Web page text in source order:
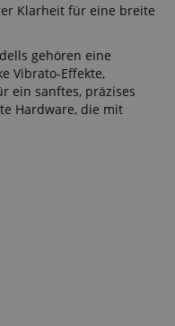
Klarheit für eine breite
gehören eine
Vibrato-Effekte,
ein sanftes, präzises
Hardware, die mit